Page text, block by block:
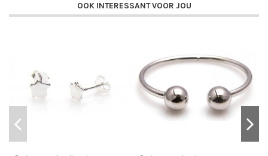
OOK INTERESSANT VOOR JOU